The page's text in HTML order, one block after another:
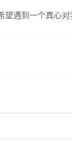
望遇到一个真心